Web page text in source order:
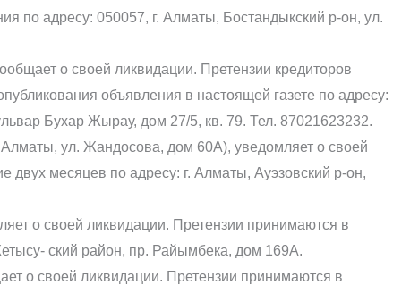
по адресу: 050057, г. Алматы, Бостандыкский р-он, ул.
о своей ликвидации. Претензии кредиторов
объявления в настоящей газете по адресу:
Бухар Жырау, дом 27/5, кв. 79. Тел. 87021623232.
ул. Жандосова, дом 60А), уведомляет о своей
двух месяцев по адресу: г. Алматы, Ауэзовский р-он,
о своей ликвидации. Претензии принимаются в
ский район, пр. Райымбека, дом 169А.
о своей ликвидации. Претензии принимаются в